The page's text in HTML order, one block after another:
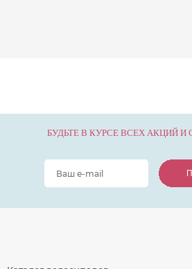
БУДЬТЕ В КУРСЕ ВСЕХ АКЦИЙ И